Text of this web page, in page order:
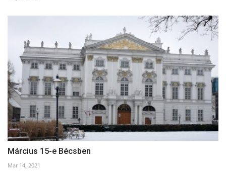
Március 15-e Bécsben
Mar 14, 2021